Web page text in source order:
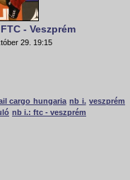
- Veszprém
29. 19:15
cargo hungaria nb i. veszprém
nb i.: ftc - veszprém